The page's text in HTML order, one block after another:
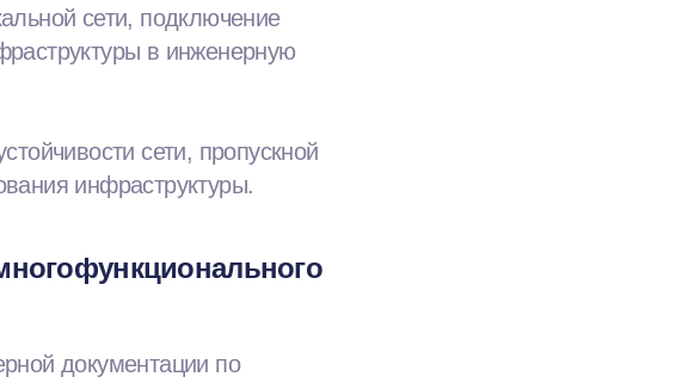
сети, подключение
в инженерную
сети, пропускной
инфраструктуры.
документации по